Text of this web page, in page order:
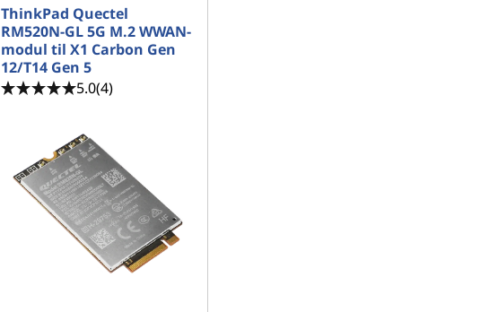
ThinkPad Quectel
RM520N-GL 5G M.2 WWAN-
modul til X1 Carbon Gen
12/T14 Gen 5
5.0(4)